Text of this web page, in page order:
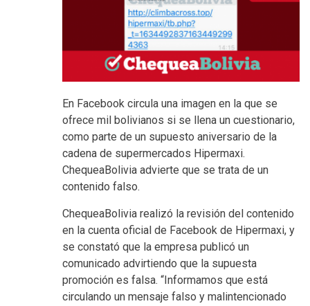
En Facebook circula una imagen en la que se
ofrece mil bolivianos si se llena un cuestionario,
como parte de un supuesto aniversario de la
cadena de supermercados Hipermaxi.
ChequeaBolivia advierte que se trata de un
contenido falso.
ChequeaBolivia realizó la revisión del contenido
en la cuenta oficial de Facebook de Hipermaxi, y
se constató que la empresa publicó un
comunicado advirtiendo que la supuesta
promoción es falsa. “Informamos que está
circulando un mensaje falso y malintencionado